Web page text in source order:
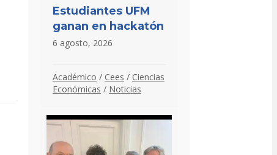
Estudiantes UFM
ganan en hackatón
6 agosto, 2026
Académico / Cees / Ciencias
Económicas / Noticias